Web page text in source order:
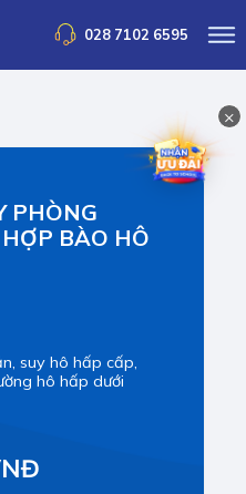
028 7102 6595
PHÒNG
BÀO HÔ
suy hô hấp cấp,
hô hấp dưới
×